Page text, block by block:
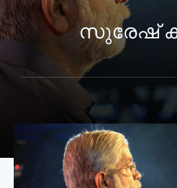
സുരേഷ്